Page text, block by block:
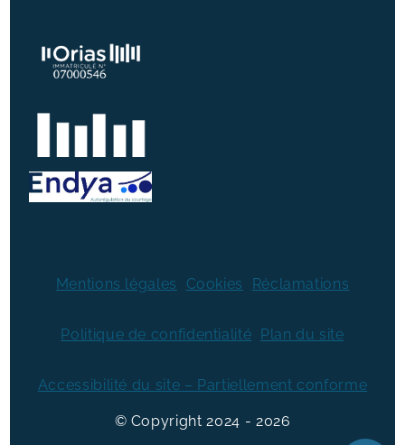
Mentions légales Cookies Réclamations
Politique de confidentialité Plan du site
Accessibilité du site – Partiellement conforme
© Copyright 2024 2026